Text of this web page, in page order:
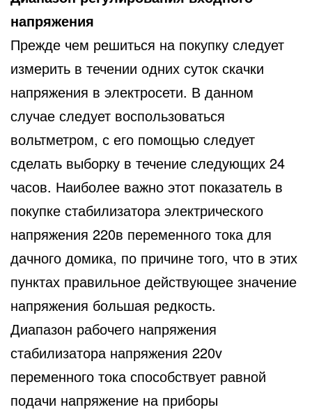
напряжения
Прежде чем решиться на покупку следует
измерить в течении одних суток скачки
напряжения в электросети. В данном
случае следует воспользоваться
вольтметром, с его помощью следует
сделать выборку в течение следующих 24
часов. Наиболее важно этот показатель в
покупке стабилизатора электрического
напряжения 220в переменного тока для
дачного домика, по причине того, что в этих
пунктах правильное действующее значение
напряжения большая редкость.
Диапазон рабочего напряжения
стабилизатора напряжения 220v
переменного тока способствует равной
подачи напряжение на приборы